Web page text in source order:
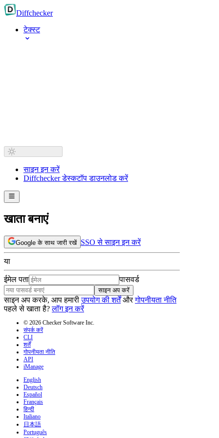
Diffchecker
टेक्स्ट
साइन इन करें
Diffchecker डेस्कटॉप डाउनलोड करें
खाता बनाएं
Google के साथ जारी रखें SSO से साइन इन करें
या
ईमेल पता पासवर्ड
साइन अप करें
साइन अप करके, आप हमारी उपयोग की शर्तें और गोपनीयता नीति
पहले से खाता है? लॉग इन करें
© 2026 Checker Software Inc.
संपर्क करें
CLI
शर्तें
गोपनीयता नीति
API
iManage
English
Deutsch
Español
Français
हिन्दी
Italiano
日本語
Português